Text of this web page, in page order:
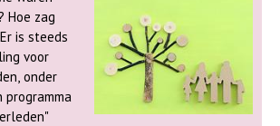
Hoe zag
voor
onder
programma